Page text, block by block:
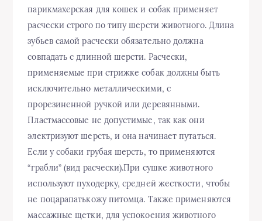
парикмахерская для кошек и собак применяет
расчески строго по типу шерсти животного. Длина
зубьев самой расчески обязательно должна
совпадать с длинной шерсти. Расчески,
применяемые при стрижке собак должны быть
исключительно металлическими, с
прорезиненной ручкой или деревянными.
Пластмассовые не допустимые, так как они
электризуют шерсть, и она начинает путаться.
Если у собаки грубая шерсть, то применяются
“грабли” (вид расчески).При сушке животного
используют пуходерку, средней жесткости, чтобы
не поцарапатькожу питомца. Также применяются
массажные щетки, для успокоения животного